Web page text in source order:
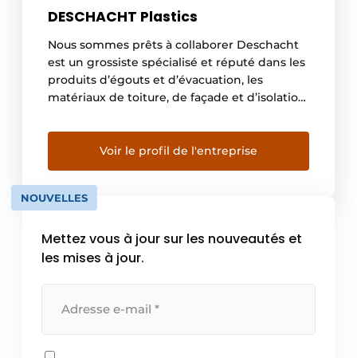
DESCHACHT Plastics
Nous sommes prêts à collaborer Deschacht
est un grossiste spécialisé et réputé dans les
produits d’égouts et d’évacuation, les
matériaux de toiture, de façade et d’isolation,
des professionnels de la construction que
des bricoleurs. Notre offre comprend des
marques connues, mais aussi une gamme de
produits […]
Voir le profil de l'entreprise
NOUVELLES
Mettez vous à jour sur les nouveautés et
les mises à jour.